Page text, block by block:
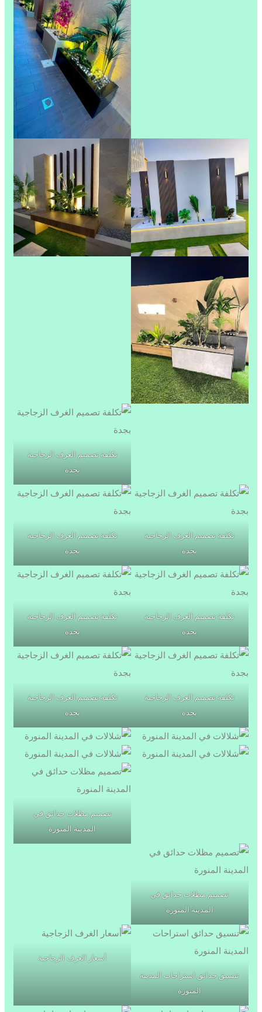
تكلفة تصميم الغرف الزجاجية
بجدة
تكلفة تصميم الغرف الزجاجية
بجدة
تكلفة تصميم الغرف الزجاجية
بجدة
تكلفة تصميم الغرف الزجاجية
بجدة
تكلفة تصميم الغرف الزجاجية
بجدة
تكلفة تصميم الغرف الزجاجية
بجدة
تكلفة تصميم الغرف الزجاجية
بجدة
تصميم مظلات حدائق في
المدينة المنورة
تصميم مظلات حدائق في
المدينة المنورة
تنسيق حدائق استراحات المدينة
المنورة
أسعار الغرف الزجاجية